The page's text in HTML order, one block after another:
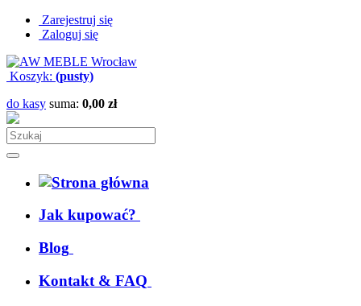
Zarejestruj się
Zaloguj się
Koszyk: (pusty)
do kasy suma: 0,00 zł
Jak kupować?
Blog
Kontakt & FAQ